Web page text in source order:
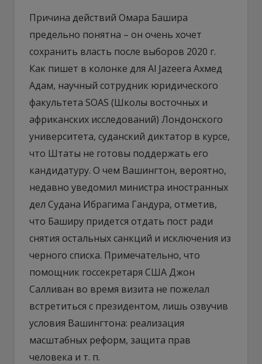
Причина действий Омара Башира
предельно понятна – он очень хочет
сохранить власть после выборов 2020 г.
Как пишет в колонке для Al Jazeera Ахмед
Адам, научный сотрудник юридического
факультета SOAS (Школы восточных и
африканских исследований) Лондонского
университета, суданский диктатор в курсе,
что Штаты не готовы поддержать его
кандидатуру. О чем Вашингтон, вероятно,
недавно уведомил министра иностранных
дел Судана Ибрагима Гандура, отметив,
что Баширу придется отдать пост ради
снятия остальных санкций и исключения из
черного списка. Примечательно, что
помощник госсекретаря США Джон
Салливан во время визита не пожелал
встретиться с президентом, лишь озвучив
условия Вашингтона: реализация
масштабных реформ, защита прав
человека и т. п.